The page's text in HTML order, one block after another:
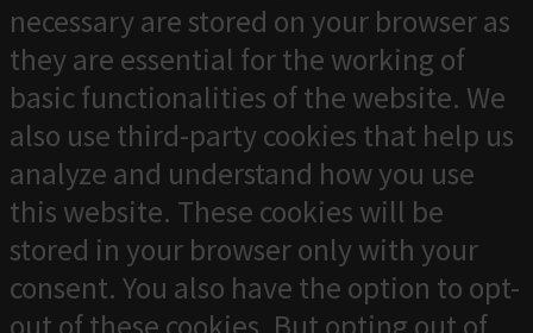
necessary are stored on your browser as
they are essential for the working of
basic functionalities of the website. We
also use third-party cookies that help us
analyze and understand how you use
this website. These cookies will be
stored in your browser only with your
consent. You also have the option to opt-